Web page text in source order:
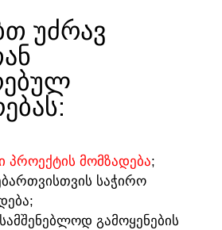
ᲣᲫᲠᲐᲕ
ᲞᲠᲝᲔᲥᲢᲘᲡ ᲛᲝᲛᲖᲐᲓᲔᲑᲐ;
ᲡᲐᲭᲘᲠᲝ
ᲒᲐᲛᲝᲧᲔᲜᲔᲑᲘᲡ